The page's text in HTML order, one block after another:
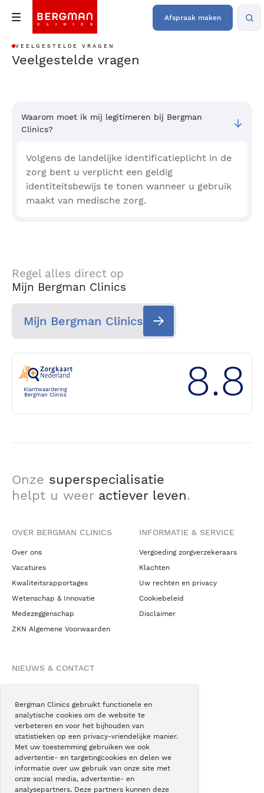
Bergman Clinics gebruikt functionele en
analytische cookies om de website te
verbeteren en voor het bijhouden van
statistieken op een privacy-vriendelijke manier.
Met uw toestemming gebruiken we ook
advertentie- en targetingcookies en delen we
informatie over uw gebruik van onze site met
onze social media, advertentie- en
analysepartners. Deze partners kunnen deze
Afspraak maken
VEELGESTELDE VRAGEN
Veelgestelde vragen
Waarom moet ik mij legitimeren bij Bergman
Clinics?
Volgens de landelijke identificatieplicht in de
zorg bent u verplicht een geldig
identiteitsbewijs te tonen wanneer u gebruik
maakt van medische zorg.
Regel alles direct op
Mijn Bergman Clinics
Mijn Bergman Clinics
Klantwaardering
Bergman Clinics
8.8
Onze superspecialisatie
helpt u weer actiever leven.
OVER BERGMAN CLINICS
Over ons
Vacatures
Kwaliteitsrapportages
Wetenschap & Innovatie
Medezeggenschap
ZKN Algemene Voorwaarden
INFORMATIE & SERVICE
Vergoeding zorgverzekeraars
Klachten
Uw rechten en privacy
Cookiebeleid
Disclaimer
NIEUWS & CONTACT
Blogs
Podcast
Pressroom
Instagram
Facebook
LinkedIn